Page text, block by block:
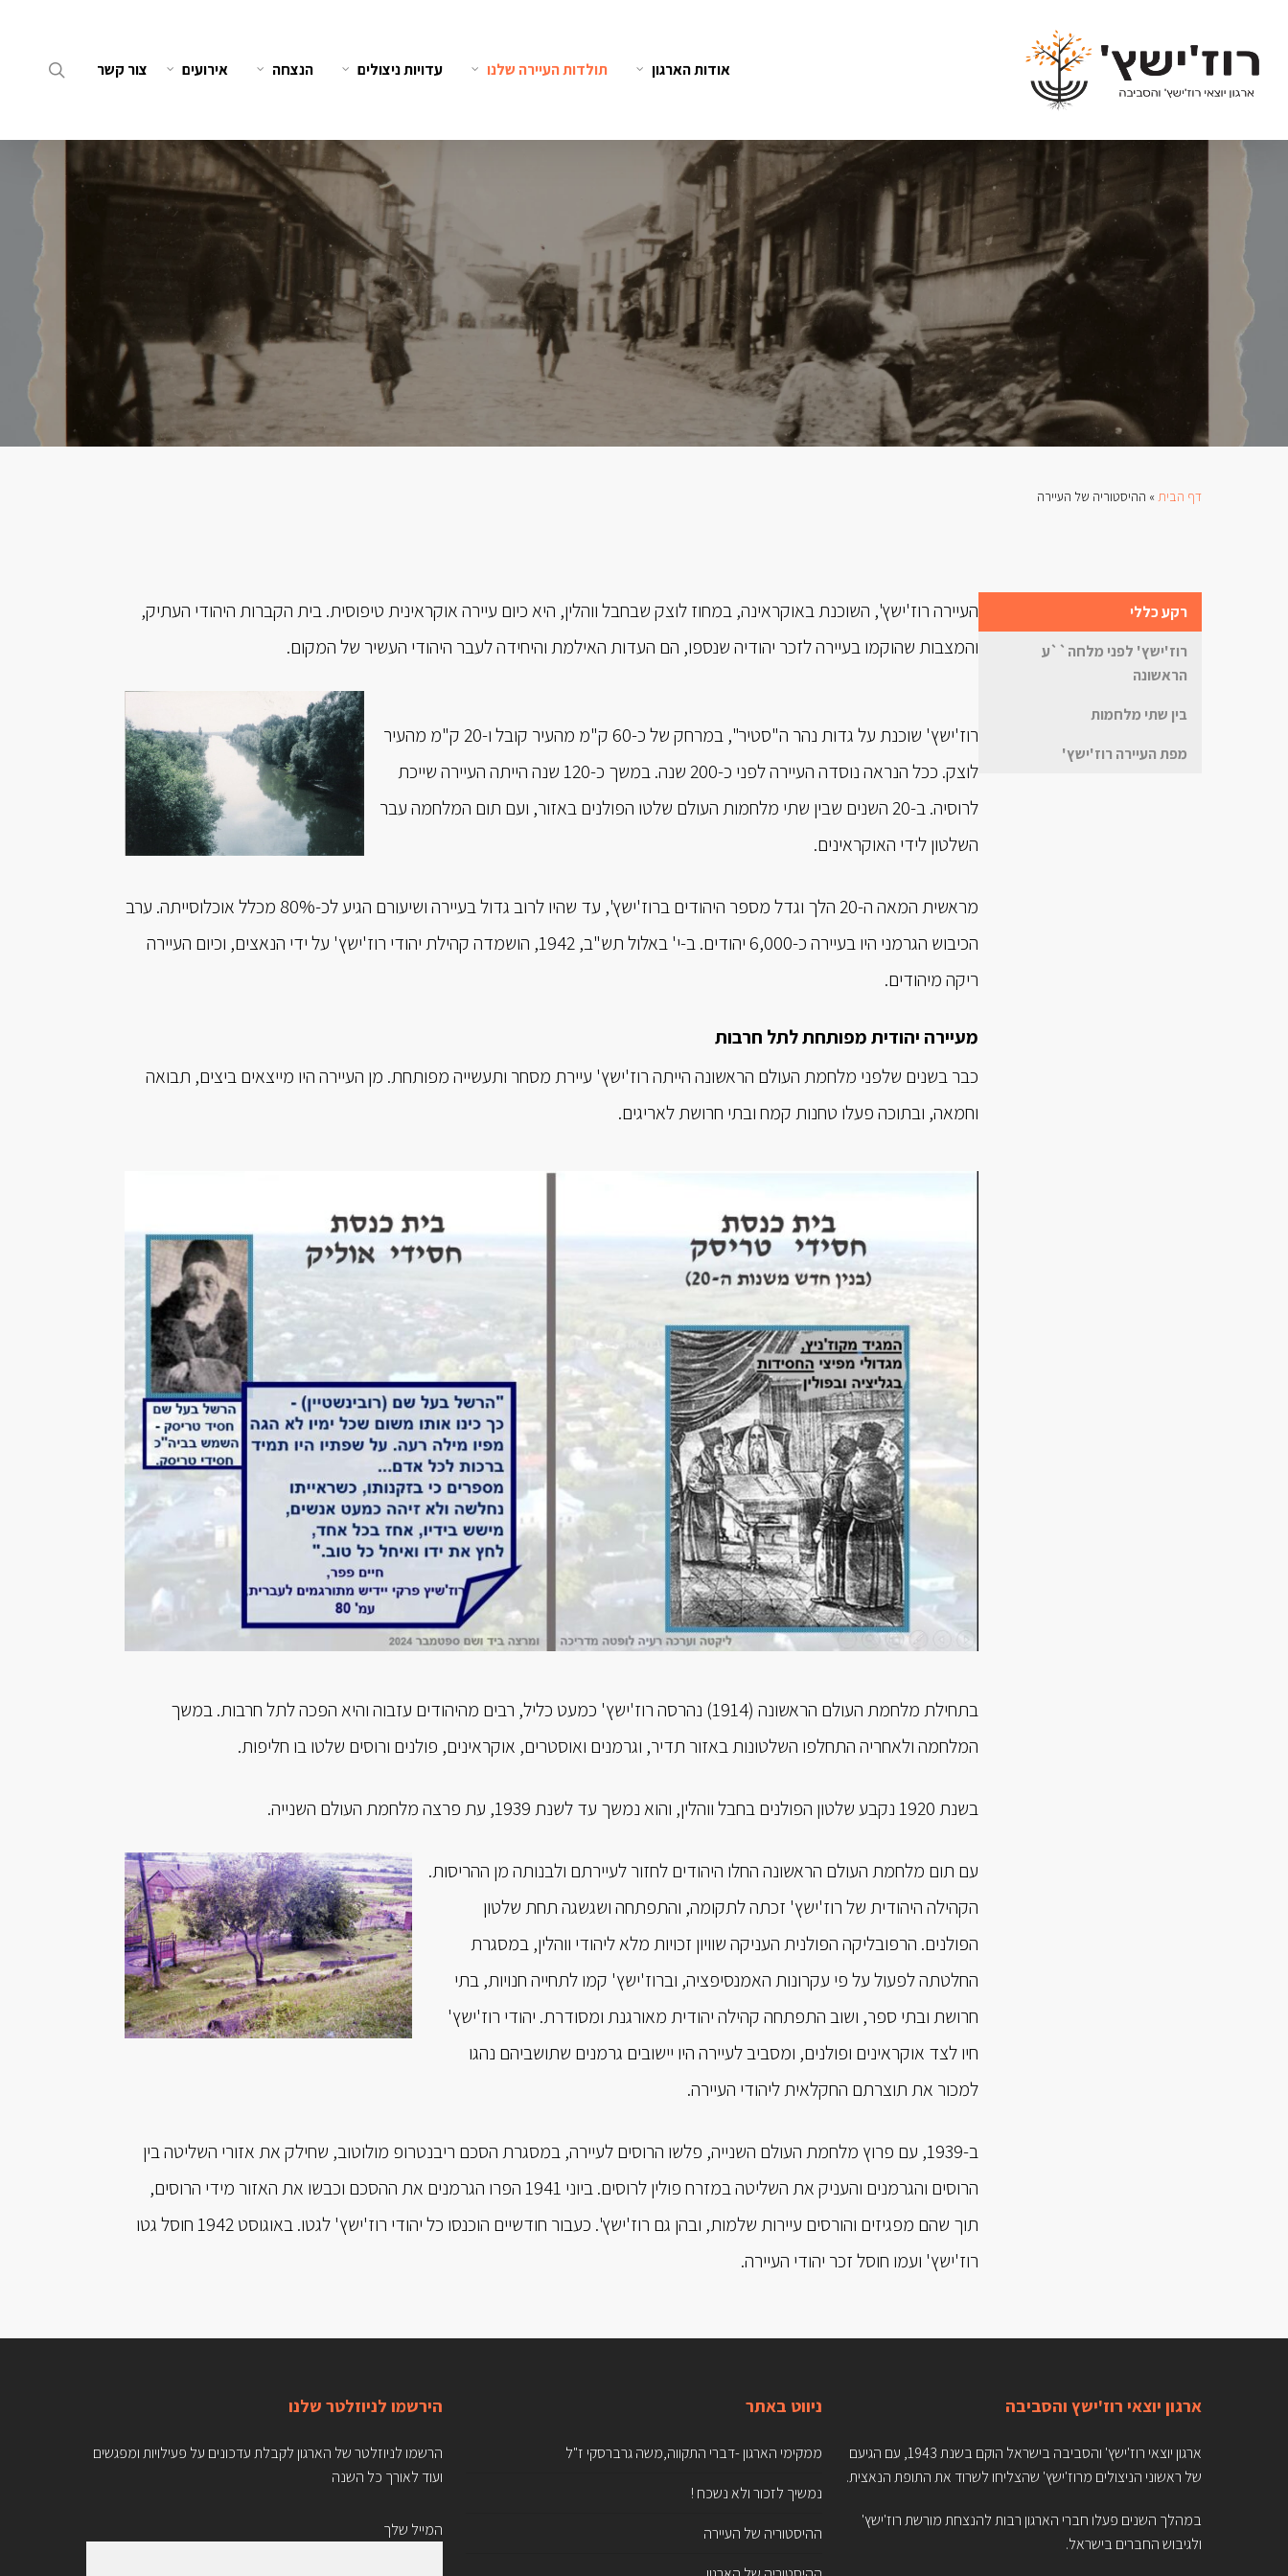
אודות הארגון תולדות העיירה שלנו עדויות ניצולים הנצחה אירועים צור קשר
דף הבית » ההיסטוריה של העיירה
רקע כללי
רוז'ישץ' לפני מלחה``ע
הראשונה
בין שתי מלחמות
מפת העיירה רוז'ישץ'
העיירה רוז'ישץ', השוכנת באוקראינה, במחוז לוצק שבחבל ווהלין, היא כיום עיירה אוקראינית טיפוסית. בית הקברות היהודי העתיק,
והמצבות שהוקמו בעיירה לזכר יהודיה שנספו, הם העדות האילמת והיחידה לעבר היהודי העשיר של המקום.
רוז'ישץ' שוכנת על גדות נהר ה"סטיר", במרחק של כ-60 ק"מ מהעיר קובל ו-20 ק"מ מהעיר
לוצק. ככל הנראה נוסדה העיירה לפני כ-200 שנה. במשך כ-120 שנה הייתה העיירה שייכת
לרוסיה. ב-20 השנים שבין שתי מלחמות העולם שלטו הפולנים באזור, ועם תום המלחמה עבר
השלטון לידי האוקראינים.
מראשית המאה ה-20 הלך וגדל מספר היהודים ברוז'ישץ', עד שהיו לרוב גדול בעיירה ושיעורם הגיע לכ-80% מכלל אוכלוסייתה. ערב
הכיבוש הגרמני היו בעיירה כ-6,000 יהודים. ב-י' באלול תש"ב, 1942, הושמדה קהילת יהודי רוז'ישץ' על ידי הנאצים, וכיום העיירה
ריקה מיהודים.
מעיירה יהודית מפותחת לתל חרבות
כבר בשנים שלפני מלחמת העולם הראשונה הייתה רוז'ישץ' עיירת מסחר ותעשייה מפותחת. מן העיירה היו מייצאים ביצים, תבואה
וחמאה, ובתוכה פעלו טחנות קמח ובתי חרושת לאריגים.
בתחילת מלחמת העולם הראשונה (1914) נהרסה רוז'ישץ' כמעט כליל, רבים מהיהודים עזבוה והיא הפכה לתל חרבות. במשך
המלחמה ולאחריה התחלפו השלטונות באזור תדיר, וגרמנים ואוסטרים, אוקראינים, פולנים ורוסים שלטו בו חליפות.
בשנת 1920 נקבע שלטון הפולנים בחבל ווהלין, והוא נמשך עד לשנת 1939, עת פרצה מלחמת העולם השנייה.
עם תום מלחמת העולם הראשונה החלו היהודים לחזור לעיירתם ולבנותה מן ההריסות.
הקהילה היהודית של רוז'ישץ' זכתה לתקומה, והתפתחה ושגשגה תחת שלטון
הפולנים. הרפובליקה הפולנית העניקה שוויון זכויות מלא ליהודי ווהלין, במסגרת
החלטתה לפעול על פי עקרונות האמנסיפציה, וברוז'ישץ' קמו לתחייה חנויות, בתי
חרושת ובתי ספר, ושוב התפתחה קהילה יהודית מאורגנת ומסודרת. יהודי רוז'ישץ'
חיו לצד אוקראינים ופולנים, ומסביב לעיירה היו יישובים גרמנים שתושביהם נהגו
למכור את תוצרתם החקלאית ליהודי העיירה.
ב-1939, עם פרוץ מלחמת העולם השנייה, פלשו הרוסים לעיירה, במסגרת הסכם ריבנטרופ מולוטוב, שחילק את אזורי השליטה בין
הרוסים והגרמנים והעניק את השליטה במזרח פולין לרוסים. ביוני 1941 הפרו הגרמנים את ההסכם וכבשו את האזור מידי הרוסים,
תוך שהם מפגיזים והורסים עיירות שלמות, ובהן גם רוז'ישץ'. כעבור חודשיים הוכנסו כל יהודי רוז'ישץ' לגטו. באוגוסט 1942 חוסל גטו
רוז'ישץ' ועמו חוסל זכר יהודי העיירה.
הירשמו לניוזלטר שלנו
הרשמו לניוזלטר של הארגון לקבלת עדכונים על פעילויות ומפגשים
ועוד לאורך כל השנה
המייל שלך
ניווט באתר
ממקימי הארגון -דברי התקווה,משה גרברסקי ז"ל
נמשיך לזכור ולא נשכח !
ההיסטוריה של העיירה
ארגון יוצאי רוז'ישץ והסביבה
ארגון יוצאי רוז'ישץ' והסביבה בישראל הוקם בשנת 1943, עם הגיעם
של ראשוני הניצולים מרוז'ישץ' שהצליחו לשרוד את התופת הנאצית.
במהלך השנים פעלו חברי הארגון רבות להנצחת מורשת רוז'ישץ'
ולגיבוש החברים בישראל.